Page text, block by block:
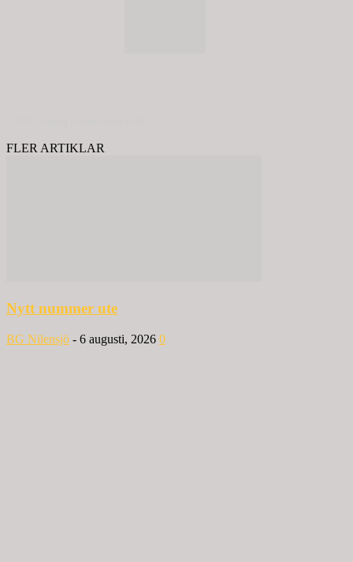
FLER ARTIKLAR
Nytt nummer ute
BG Nilensjö - 6 augusti, 2026 0